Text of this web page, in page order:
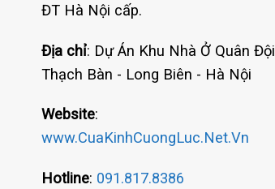
ĐT Hà Nội cấp.
Địa chỉ: Dự Án Khu Nhà Ở Quân Đội
Thạch Bàn - Long Biên - Hà Nội
Website:
www.CuaKinhCuongLuc.Net.Vn
Hotline: 091.817.8386